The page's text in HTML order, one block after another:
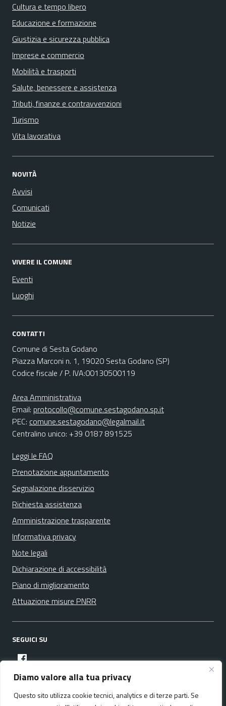
Diamo valore alla tua privacy
Questo sito utilizza cookie tecnici, analytics e di terze parti. Se
Cultura e tempo libero
Educazione e formazione
Giustizia e sicurezza pubblica
Imprese e commercio
Mobilità e trasporti
Salute, benessere e assistenza
Tributi, finanze e contravvenzioni
Turismo
Vita lavorativa
NOVITÀ
Avvisi
Comunicati
Notizie
VIVERE IL COMUNE
Eventi
Luoghi
CONTATTI
Comune di Sesta Godano
Piazza Marconi n. 1, 19020 Sesta Godano (SP)
Codice fiscale / P. IVA:00130500119
Area Amministrativa
Email: protocollo@comune.sestagodano.sp.it
PEC: comune.sestagodano@legalmail.it
Centralino unico: +39 0187 891525
Leggi le FAQ
Prenotazione appuntamento
Segnalazione disservizio
Richiesta assistenza
Amministrazione trasparente
Informativa privacy
Note legali
Dichiarazione di accessibilità
Piano di miglioramento
Attuazione misure PNRR
SEGUICI SU
facebook
Media policy Mappa del sito